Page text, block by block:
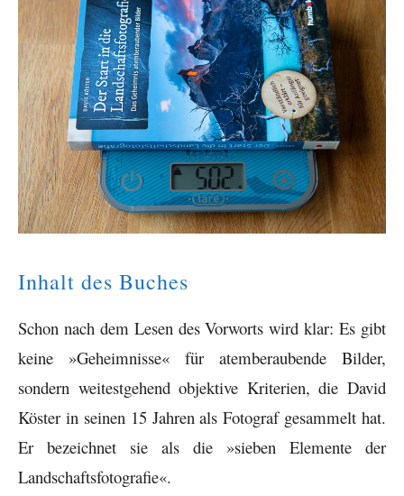
Inhalt des Buches
Schon nach dem Lesen des Vorworts wird klar: Es gibt
keine »Geheimnisse« für atemberaubende Bilder,
sondern weitestgehend objektive Kriterien, die David
Köster in seinen 15 Jahren als Fotograf gesammelt hat.
Er bezeichnet sie als die »sieben Elemente der
Landschaftsfotografie«.